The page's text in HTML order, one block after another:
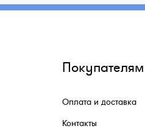
Покупателям
Оплата и доставка
Контакты